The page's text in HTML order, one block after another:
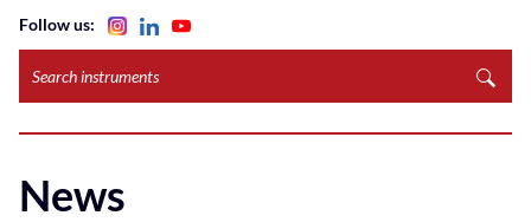
instruments
Follow us:
News